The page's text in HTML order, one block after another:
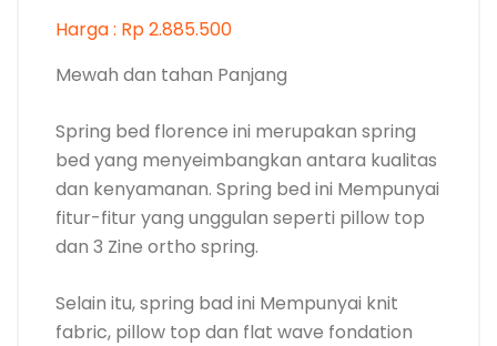
Harga : Rp 2.885.500
Mewah dan tahan Panjang
Spring bed florence ini merupakan spring
bed yang menyeimbangkan antara kualitas
dan kenyamanan. Spring bed ini Mempunyai
fitur-fitur yang unggulan seperti pillow top
dan 3 Zine ortho spring.
Selain itu, spring bad ini Mempunyai knit
fabric, pillow top dan flat wave fondation